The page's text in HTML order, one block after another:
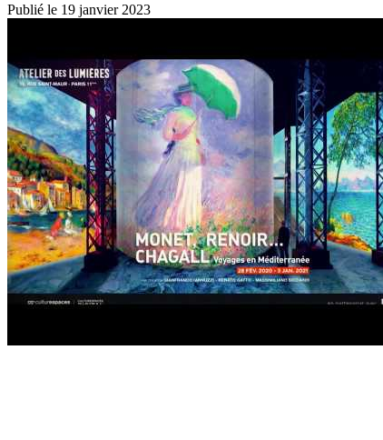
Publié le 19 janvier 2023